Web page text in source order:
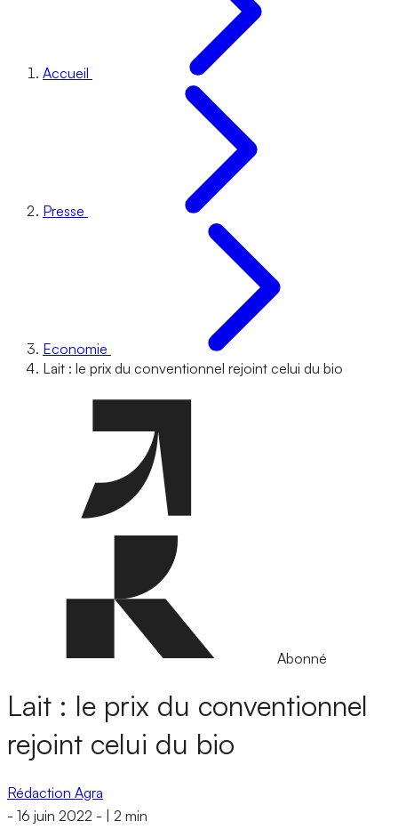
Accueil
Presse
Economie
Lait : le prix du conventionnel rejoint celui du bio
Abonné
Lait : le prix du conventionnel
rejoint celui du bio
Rédaction Agra
- 16 juin 2022 - 2 min